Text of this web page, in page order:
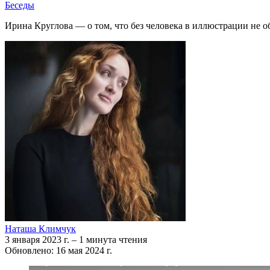
Беседы
Ирина Круглова — о том, что без человека в иллюстрации не
Наташа Климчук
3 января 2023 г. – 1 минута чтения
Обновлено: 16 мая 2024 г.